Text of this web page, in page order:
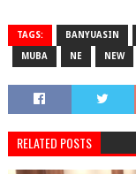
TAGS: BANYUASIN
MUBA NE NEW
RELATED POSTS